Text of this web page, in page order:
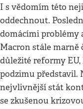
I s vědomím této
oddechnout.
domácími problémy
Macron stále marně
důležité reformy
podzimu představil.
nejvlivnější stát
se zkušenou